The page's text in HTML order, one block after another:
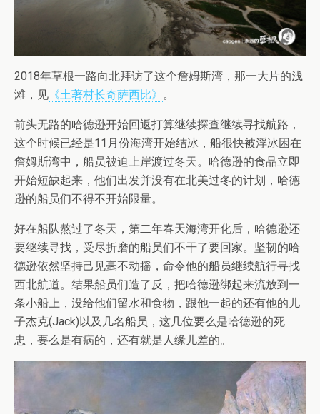
2018年草根一路向北拜访了这个詹姆斯湾，那一大片的浅
滩，见 《土著村长奇萨西比》 。
前头无路的哈德逊开始回返打算继续探查继续寻找航路，
这个时候已经是11月份海湾开始结冰，船很快被浮冰困在
詹姆斯湾中，船员被迫上岸渡过冬天。哈德逊的食品立即
开始短缺起来，他们出发并没有在北美过冬的计划，哈德
逊的船员们不得不开始限量。
好在船队熬过了冬天，第二年春天海湾开化后，哈德逊还
要继续寻找，受尽折磨的船员们不干了要回家。坚韧的哈
德逊依然坚持己见毫不动摇，命令他的船员继续航行寻找
西北航道。结果船员们造了反，把哈德逊绑起来流放到一
条小船上，没给他们留水和食物，跟他一起的还有他的儿
子杰克(Jack)以及几名船员，这几位要么是哈德逊的死
忠，要么是有病的，还有就是人缘儿差的。